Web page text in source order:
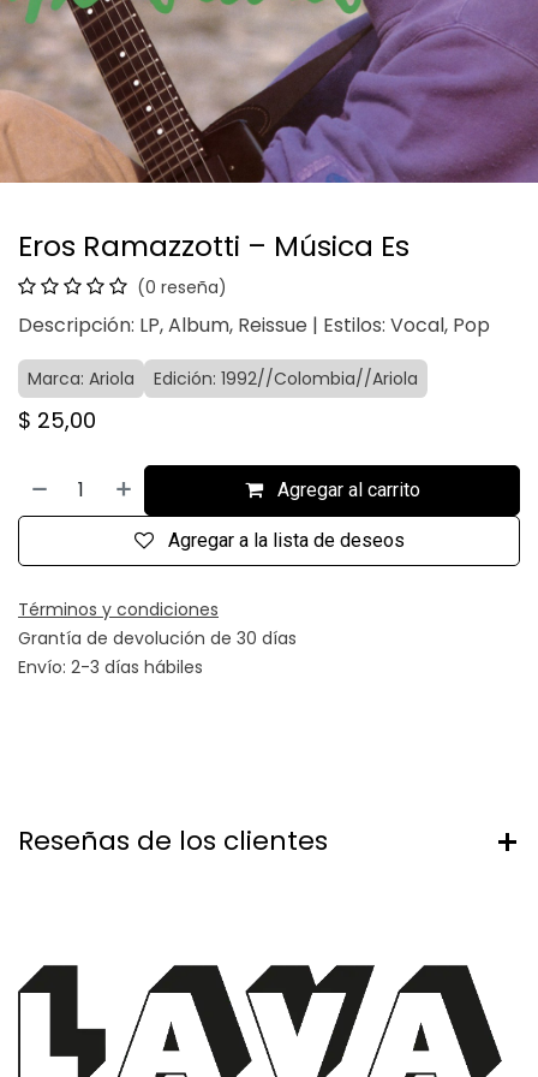
Eros Ramazzotti – Música Es
(0 reseña)
Descripción: LP, Album, Reissue | Estilos: Vocal, Pop
Marca: Ariola Edición: 1992//Colombia//Ariola
$ 25,00
Agregar al carrito
Agregar a la lista de deseos
Términos y condiciones
Grantía de devolución de 30 días
Envío: 2-3 días hábiles
Reseñas de los clientes